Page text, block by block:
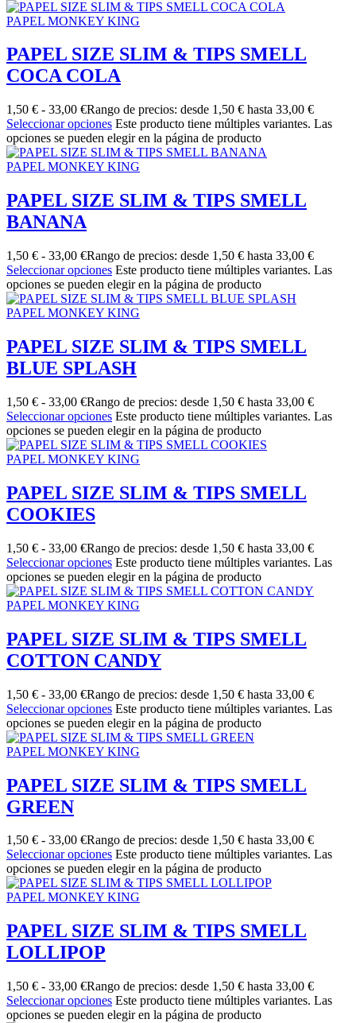
PAPEL MONKEY KING
PAPEL SIZE SLIM & TIPS SMELL
COCA COLA
1,50 € - 33,00 €Rango de precios: desde 1,50 € hasta 33,00 €
Seleccionar opciones Este producto tiene múltiples variantes. Las
opciones se pueden elegir en la página de producto
PAPEL MONKEY KING
PAPEL SIZE SLIM & TIPS SMELL
BANANA
1,50 € - 33,00 €Rango de precios: desde 1,50 € hasta 33,00 €
Seleccionar opciones Este producto tiene múltiples variantes. Las
opciones se pueden elegir en la página de producto
PAPEL MONKEY KING
PAPEL SIZE SLIM & TIPS SMELL
BLUE SPLASH
1,50 € - 33,00 €Rango de precios: desde 1,50 € hasta 33,00 €
Seleccionar opciones Este producto tiene múltiples variantes. Las
opciones se pueden elegir en la página de producto
PAPEL MONKEY KING
PAPEL SIZE SLIM & TIPS SMELL
COOKIES
1,50 € - 33,00 €Rango de precios: desde 1,50 € hasta 33,00 €
Seleccionar opciones Este producto tiene múltiples variantes. Las
opciones se pueden elegir en la página de producto
PAPEL MONKEY KING
PAPEL SIZE SLIM & TIPS SMELL
COTTON CANDY
1,50 € - 33,00 €Rango de precios: desde 1,50 € hasta 33,00 €
Seleccionar opciones Este producto tiene múltiples variantes. Las
opciones se pueden elegir en la página de producto
PAPEL MONKEY KING
PAPEL SIZE SLIM & TIPS SMELL
GREEN
1,50 € - 33,00 €Rango de precios: desde 1,50 € hasta 33,00 €
Seleccionar opciones Este producto tiene múltiples variantes. Las
opciones se pueden elegir en la página de producto
PAPEL MONKEY KING
PAPEL SIZE SLIM & TIPS SMELL
LOLLIPOP
1,50 € - 33,00 €Rango de precios: desde 1,50 € hasta 33,00 €
Seleccionar opciones Este producto tiene múltiples variantes. Las
opciones se pueden elegir en la página de producto